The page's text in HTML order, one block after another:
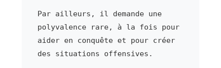
Par ailleurs, il demande une
polyvalence rare, à la fois pour
aider en conquête et pour créer
des situations offensives.